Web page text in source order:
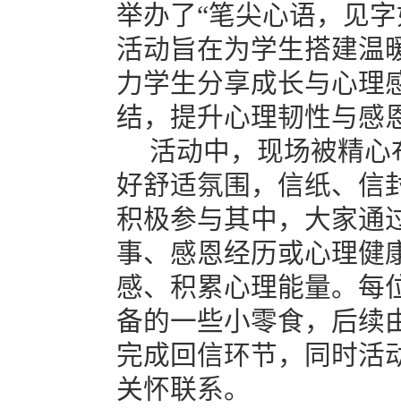
举办了“笔尖心语，见
活动旨在为学生搭建温
力学生分享成长与心理
结，提升心理韧性与感
活动中，现场被精
好舒适氛围，信纸、信
积极参与其中，大家通
事、感恩经历或心理健
感、积累心理能量。每
备的一些小零食，后续
完成回信环节，同时活
关怀联系。